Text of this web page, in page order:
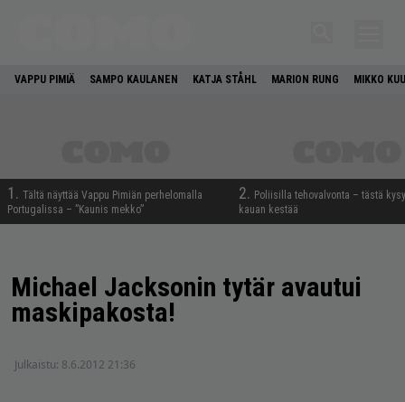
VAPPU PIMIÄ SAMPO KAULANEN KATJA STÅHL MARION RUNG MIKKO
1. Tältä näyttää Vappu Pimiän perhelomalla
Portugalissa – ”Kaunis mekko”
2. Poliisilla tehovalvonta – tästä
kauan kestää
Michael Jacksonin tytär avautui
maskipakosta!
Julkaistu: 8.6.2012 21:36